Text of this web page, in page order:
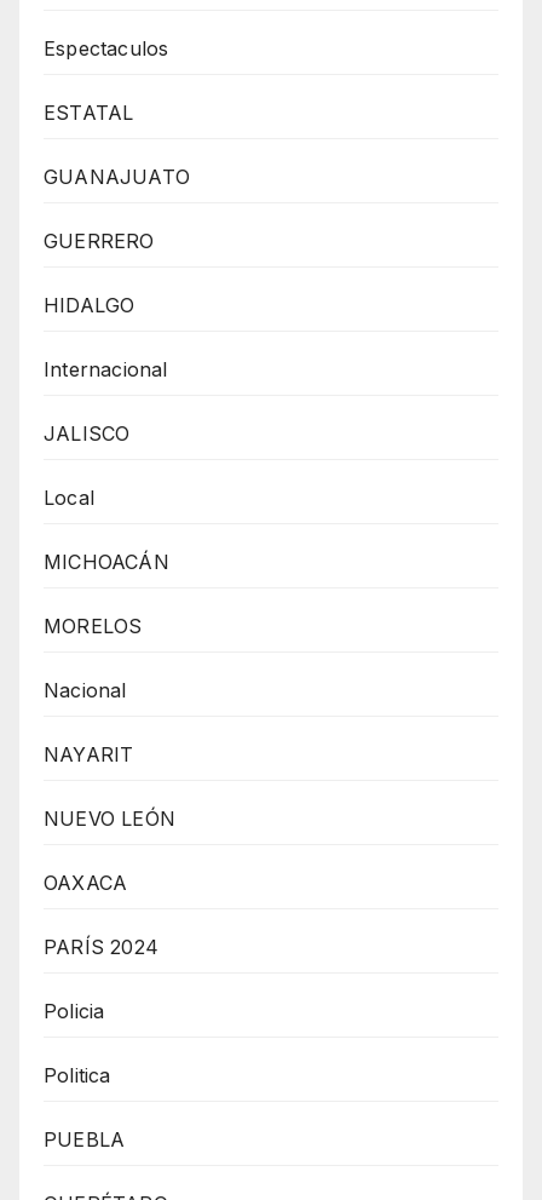
Espectaculos
ESTATAL
GUANAJUATO
GUERRERO
HIDALGO
Internacional
JALISCO
Local
MICHOACÁN
MORELOS
Nacional
NAYARIT
NUEVO LEÓN
OAXACA
PARÍS 2024
Policia
Politica
PUEBLA